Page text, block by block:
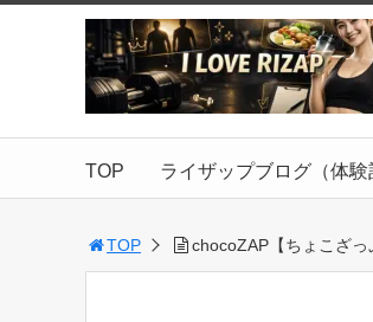
TOP ライザップブログ（体験
TOP chocoZAP【ちょこざ